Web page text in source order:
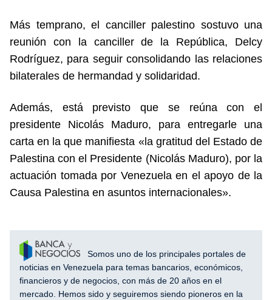
Más temprano, el canciller palestino sostuvo una
reunión con la canciller de la República, Delcy
Rodríguez, para seguir consolidando las relaciones
bilaterales de hermandad y solidaridad.
Además, está previsto que se reúna con el
presidente Nicolás Maduro, para entregarle una
carta en la que manifiesta «la gratitud del Estado de
Palestina con el Presidente (Nicolás Maduro), por la
actuación tomada por Venezuela en el apoyo de la
Causa Palestina en asuntos internacionales».
Somos uno de los principales portales de
noticias en Venezuela para temas bancarios, económicos,
financieros y de negocios, con más de 20 años en el
mercado. Hemos sido y seguiremos siendo pioneros en la